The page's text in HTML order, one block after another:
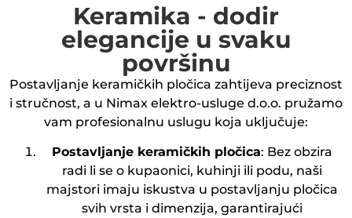
Keramika - dodir
elegancije u svaku
površinu
Postavljanje keramičkih pločica zahtijeva preciznost
i stručnost, a u Nimax elektro-usluge d.o.o. pružamo
vam profesionalnu uslugu koja uključuje:
Postavljanje keramičkih pločica: Bez obzira
radi li se o kupaonici, kuhinji ili podu, naši
majstori imaju iskustva u postavljanju pločica
svih vrsta i dimenzija, garantirajući